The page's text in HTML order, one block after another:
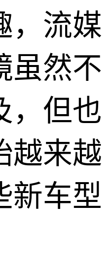
，流媒
虽然不
，但也
越来越
新车型